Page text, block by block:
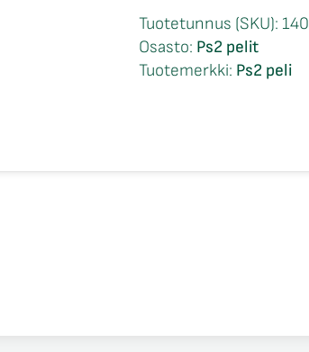
Everything
or
Nothing
Tuotetunnus (SKU):
Osasto: Ps2 pelit
Tuotemerkki: Ps2 peli